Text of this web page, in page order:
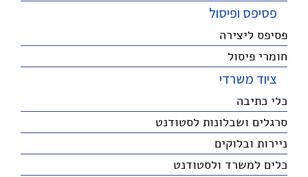
פסיפס ופיסול
פסיפס ליצירה
חומרי פיסול
ציוד משרדי
כלי כתיבה
סרגלים ושבלונות לסטודנט
ניירות ובלוקים
כלים למשרד ולסטודנט